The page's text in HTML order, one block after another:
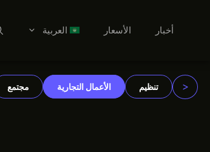
المحتوى
أخبار الأسعار العربية
Dansk < تنظيم الأعمال التجارية مجتمع